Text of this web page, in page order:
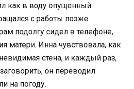
как в воду опущенный:
с работы позже
подолгу сидел в телефоне,
матери. Инна чувствовала, как
стена, и каждый раз,
он переводил
на погоду.